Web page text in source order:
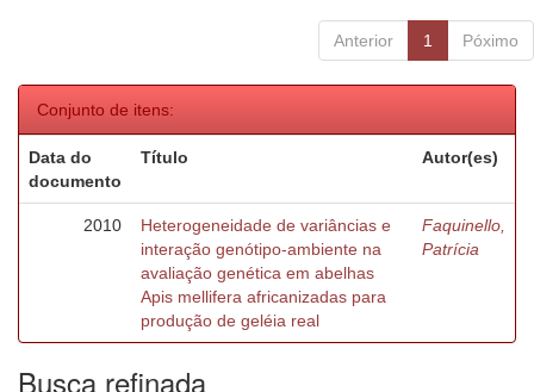
Anterior 1 Póximo
Conjunto de itens:
Data do
documento
Título Autor(es)
2010
Heterogeneidade de variâncias e
interação genótipo-ambiente na
avaliação genética em abelhas
Apis mellifera africanizadas para
produção de geléia real
Faquinello,
Patrícia
Busca refinada